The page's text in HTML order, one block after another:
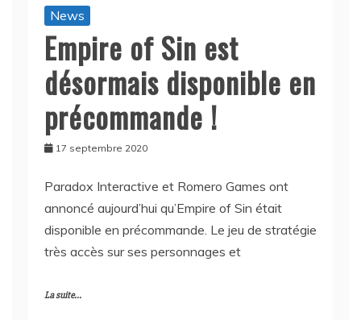
News
Empire of Sin est
désormais disponible en
précommande !
17 septembre 2020
Paradox Interactive et Romero Games ont
annoncé aujourd’hui qu’Empire of Sin était
disponible en précommande. Le jeu de stratégie
très accès sur ses personnages et
La suite...